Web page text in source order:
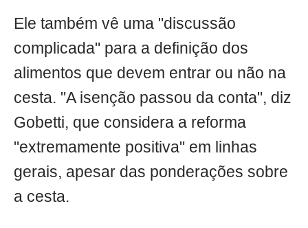
Ele também vê uma "discussão
complicada" para a definição dos
alimentos que devem entrar ou não na
cesta. "A isenção passou da conta", diz
Gobetti, que considera a reforma
"extremamente positiva" em linhas
gerais, apesar das ponderações sobre
a cesta.